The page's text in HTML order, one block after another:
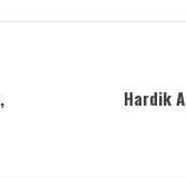
Hardik